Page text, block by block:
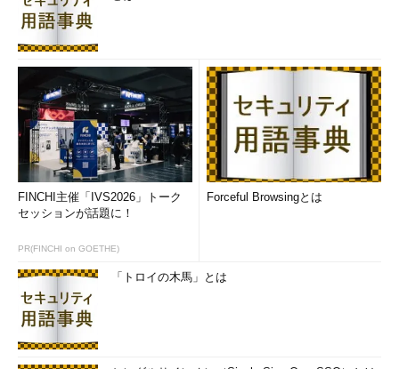
FINCHI主催「IVS2026」トーク
セッションが話題に！
PR(FINCHI on GOETHE)
Forceful Browsingとは
「トロイの木馬」とは